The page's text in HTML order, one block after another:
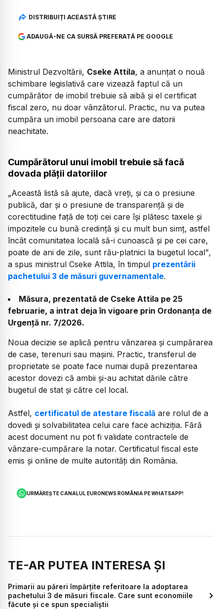
DISTRIBUIȚI ACEASTĂ ȘTIRE
ADAUGĂ-NE CA SURSĂ PREFERATĂ PE GOOGLE
Ministrul Dezvoltării, Cseke Attila, a anunțat o nouă
schimbare legislativă care vizează faptul că un
cumpărător de imobil trebuie să aibă și el certificat
fiscal zero, nu doar vânzătorul. Practic, nu va putea
cumpăra un imobil persoana care are datorii
neachitate.
Cumpărătorul unui imobil trebuie să facă
dovada plății datoriilor
„Această listă să ajute, dacă vreţi, şi ca o presiune
publică, dar şi o presiune de transparenţă şi de
corectitudine faţă de toţi cei care îşi plătesc taxele şi
impozitele cu bună credinţă şi cu mult bun simţ, astfel
încât comunitatea locală să-i cunoască şi pe cei care,
poate de ani de zile, sunt rău-platnici la bugetul local”,
a spus ministrul Cseke Attila, în timpul prezentării
pachetului 3 de măsuri guvernamentale.
Măsura, prezentată de Cseke Attila pe 25
februarie, a intrat deja în vigoare prin Ordonanța de
Urgență nr. 7/2026.
Noua decizie se aplică pentru vânzarea și cumpărarea
de case, terenuri sau mașini. Practic, transferul de
proprietate se poate face numai după prezentarea
acestor dovezi că ambii și-au achitat dările către
bugetul de stat și către cel local.
Astfel, certificatul de atestare fiscală are rolul de a
dovedi și solvabilitatea celui care face achiziția. Fără
acest document nu pot fi validate contractele de
vânzare-cumpărare la notar. Certificatul fiscal este
emis și online de multe autorități din România.
URMĂREȘTE CANALUL EURONEWS ROMÂNIA PE WHATSAPP!
TE-AR PUTEA INTERESA ȘI
Primarii au păreri împărțite referitoare la adoptarea
pachetului 3 de măsuri fiscale. Care sunt economiile
făcute și ce spun specialiștii